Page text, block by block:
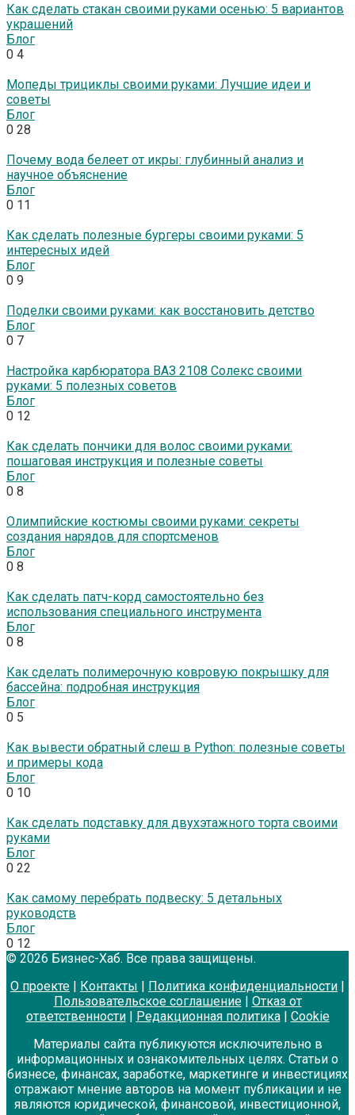
Как сделать стакан своими руками осенью: 5 вариантов
украшений
Блог
0 4
Мопеды трициклы своими руками: Лучшие идеи и
советы
Блог
0 28
Почему вода белеет от икры: глубинный анализ и
научное объяснение
Блог
0 11
Как сделать полезные бургеры своими руками: 5
интересных идей
Блог
0 9
Поделки своими руками: как восстановить детство
Блог
0 7
Настройка карбюратора ВАЗ 2108 Солекс своими
руками: 5 полезных советов
Блог
0 12
Как сделать пончики для волос своими руками:
пошаговая инструкция и полезные советы
Блог
0 8
Олимпийские костюмы своими руками: секреты
создания нарядов для спортсменов
Блог
0 8
Как сделать патч-корд самостоятельно без
использования специального инструмента
Блог
0 8
Как сделать полимерочную ковровую покрышку для
бассейна: подробная инструкция
Блог
0 5
Как вывести обратный слеш в Python: полезные советы
и примеры кода
Блог
0 10
Как сделать подставку для двухэтажного торта своими
руками
Блог
0 22
Как самому перебрать подвеску: 5 детальных
руководств
Блог
0 12
© 2026 Бизнес-Хаб. Все права защищены.
О проекте | Контакты | Политика конфиденциальности |
Пользовательское соглашение| Отказ от
ответственности| Редакционная политика| Cookie
Материалы сайта публикуются исключительно в
информационных и ознакомительных целях. Статьи о
бизнесе, финансах, заработке, маркетинге и инвестициях
отражают мнение авторов на момент публикации и не
являются юридической, финансовой, инвестиционной,